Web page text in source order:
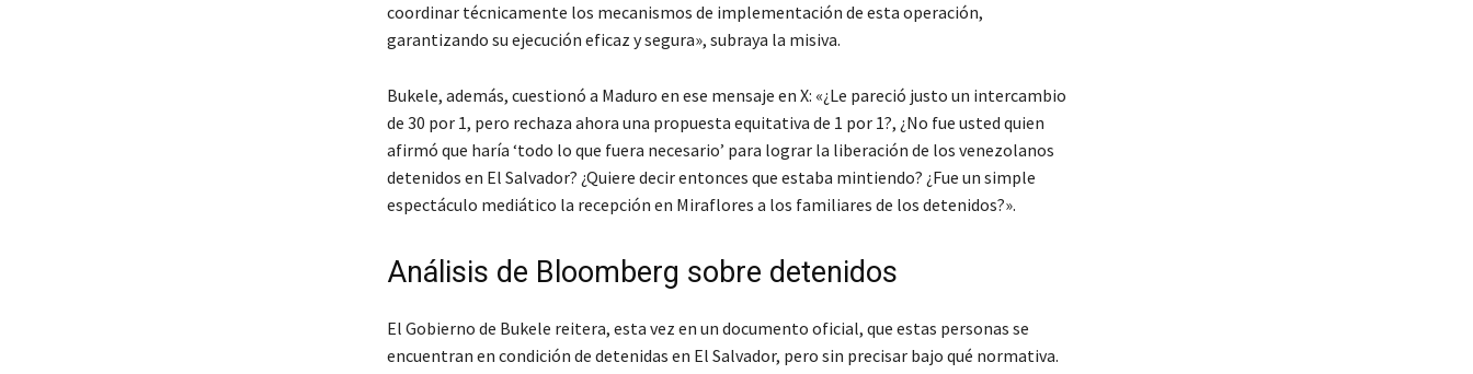
coordinar técnicamente los mecanismos de implementación de esta operación,
garantizando su ejecución eficaz y segura», subraya la misiva.
Bukele, además, cuestionó a Maduro en ese mensaje en X: «¿Le pareció justo un intercambio
de 30 por 1, pero rechaza ahora una propuesta equitativa de 1 por 1?, ¿No fue usted quien
afirmó que haría ‘todo lo que fuera necesario’ para lograr la liberación de los venezolanos
detenidos en El Salvador? ¿Quiere decir entonces que estaba mintiendo? ¿Fue un simple
espectáculo mediático la recepción en Miraflores a los familiares de los detenidos?».
Análisis de Bloomberg sobre detenidos
El Gobierno de Bukele reitera, esta vez en un documento oficial, que estas personas se
encuentran en condición de detenidas en El Salvador, pero sin precisar bajo qué normativa.